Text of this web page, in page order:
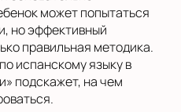
может попытаться
но эффективный
правильная методика.
испанскому языку в
подскажет, на чем